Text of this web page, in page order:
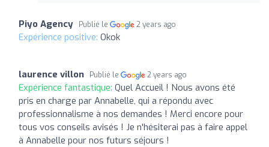
Piyo Agency Publié le 2 years ago
Expérience positive: Okok
laurence villon Publié le 2 years ago
Expérience fantastique: Quel Accueil ! Nous avons été
pris en charge par Annabelle, qui a répondu avec
professionnalisme à nos demandes ! Merci encore pour
tous vos conseils avisés ! Je n'hésiterai pas à faire appel
à Annabelle pour nos futurs séjours !